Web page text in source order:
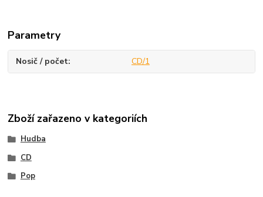
Parametry
Nosič / počet CD/1
Zboží zařazeno v kategoriích
Hudba
CD
Pop